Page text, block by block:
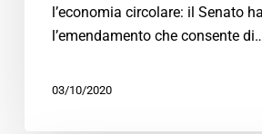
l’economia circolare: il Senato
l’emendamento che consente
03/10/2020